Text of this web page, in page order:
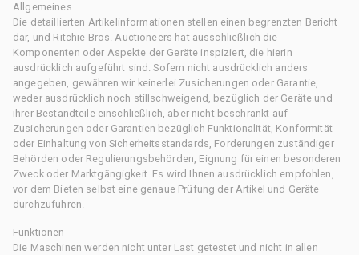
Allgemeines
Die detaillierten Artikelinformationen stellen einen begrenzten Bericht
dar, und Ritchie Bros. Auctioneers hat ausschließlich die
Komponenten oder Aspekte der Geräte inspiziert, die hierin
ausdrücklich aufgeführt sind. Sofern nicht ausdrücklich anders
angegeben, gewähren wir keinerlei Zusicherungen oder Garantie,
weder ausdrücklich noch stillschweigend, bezüglich der Geräte und
ihrer Bestandteile einschließlich, aber nicht beschränkt auf
Zusicherungen oder Garantien bezüglich Funktionalität, Konformität
oder Einhaltung von Sicherheitsstandards, Forderungen zuständiger
Behörden oder Regulierungsbehörden, Eignung für einen besonderen
Zweck oder Marktgängigkeit. Es wird Ihnen ausdrücklich empfohlen,
vor dem Bieten selbst eine genaue Prüfung der Artikel und Geräte
durchzuführen.
Funktionen
Die Maschinen werden nicht unter Last getestet und nicht in allen